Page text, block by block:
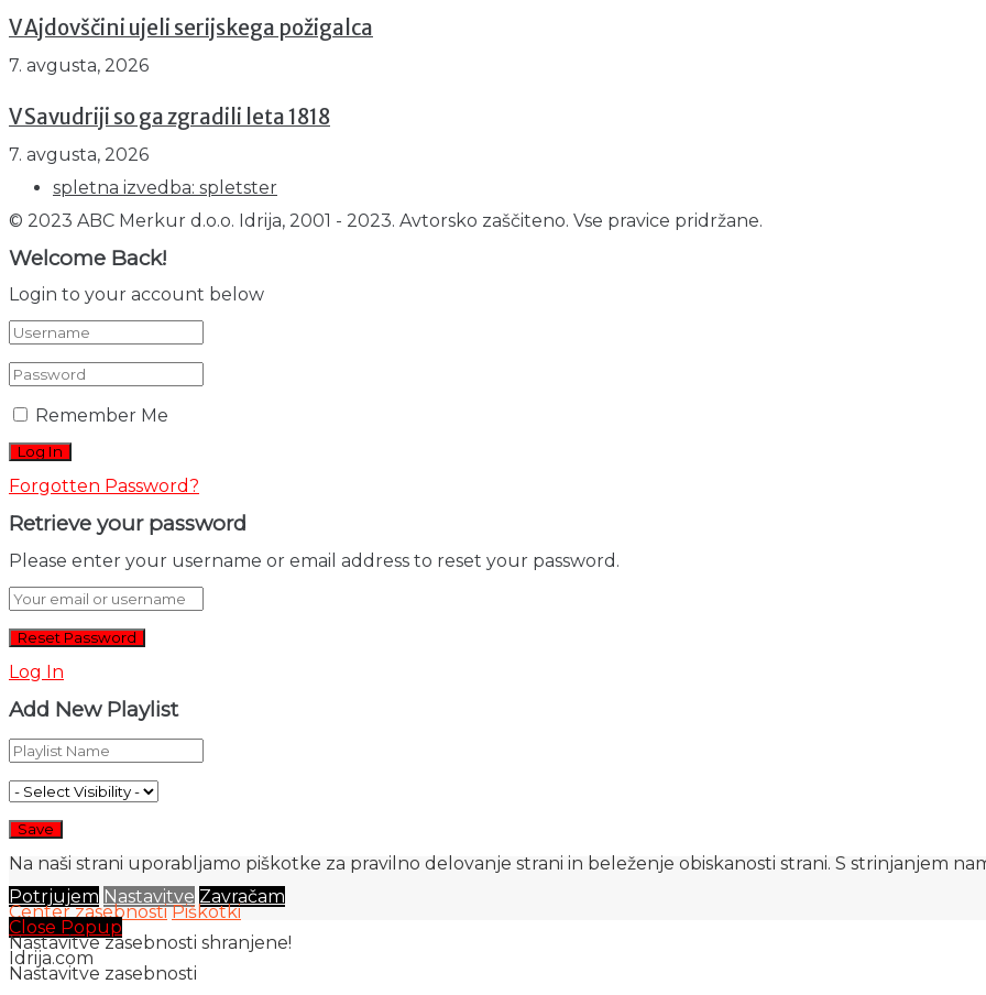
V Ajdovščini ujeli serijskega požigalca
7. avgusta, 2026
V Savudriji so ga zgradili leta 1818
7. avgusta, 2026
spletna izvedba: spletster
© 2023 ABC Merkur d.o.o. Idrija, 2001 - 2023. Avtorsko zaščiteno. Vse pravice pridržane.
Welcome Back!
Login to your account below
Remember Me
Forgotten Password?
Retrieve your password
Please enter your username or email address to reset your password.
Log In
Add New Playlist
Na naši strani uporabljamo piškotke za pravilno delovanje strani in beleženje obiskanosti strani. S strinjanjem
Potrjujem Nastavitve Zavračam
Center zasebnosti Piškotki
Close Popup
Nastavitve zasebnosti shranjene!
Idrija.com
Nastavitve zasebnosti